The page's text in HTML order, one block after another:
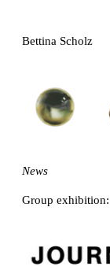
Bettina Scholz
News
Group exhibition: